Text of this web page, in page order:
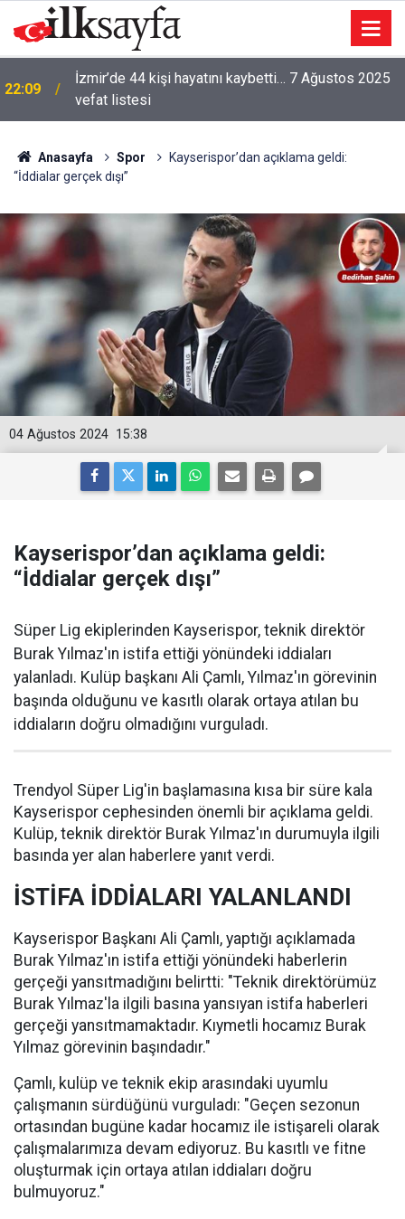
22:09
İzmir’de 44 kişi hayatını kaybetti… 7 Ağustos 2025
vefat listesi
Anasayfa Spor
Kayserispor’dan açıklama geldi:
“İddialar gerçek dışı”
15:38
04 Ağustos 2024
Kayserispor’dan açıklama geldi:
“İddialar gerçek dışı”
Süper Lig ekiplerinden Kayserispor, teknik direktör
Burak Yılmaz'ın istifa ettiği yönündeki iddiaları
yalanladı. Kulüp başkanı Ali Çamlı, Yılmaz'ın görevinin
başında olduğunu ve kasıtlı olarak ortaya atılan bu
iddiaların doğru olmadığını vurguladı.
Trendyol Süper Lig'in başlamasına kısa bir süre kala
Kayserispor cephesinden önemli bir açıklama geldi.
Kulüp, teknik direktör Burak Yılmaz'ın durumuyla ilgili
basında yer alan haberlere yanıt verdi.
İSTİFA İDDİALARI YALANLANDI
Kayserispor Başkanı Ali Çamlı, yaptığı açıklamada
Burak Yılmaz'ın istifa ettiği yönündeki haberlerin
gerçeği yansıtmadığını belirtti: "Teknik direktörümüz
Burak Yılmaz'la ilgili basına yansıyan istifa haberleri
gerçeği yansıtmamaktadır. Kıymetli hocamız Burak
Yılmaz görevinin başındadır."
Çamlı, kulüp ve teknik ekip arasındaki uyumlu
çalışmanın sürdüğünü vurguladı: "Geçen sezonun
ortasından bugüne kadar hocamız ile istişareli olarak
çalışmalarımıza devam ediyoruz. Bu kasıtlı ve fitne
oluşturmak için ortaya atılan iddiaları doğru
bulmuyoruz."